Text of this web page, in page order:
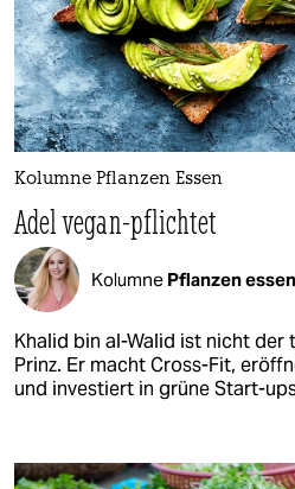
Kolumne Pflanzen Essen
Adel vegan-pflichtet
Kolumne Pflanzen essen
Khalid bin al-Walid ist nicht
Prinz. Er macht Cross-Fit,
und investiert in grüne Start-